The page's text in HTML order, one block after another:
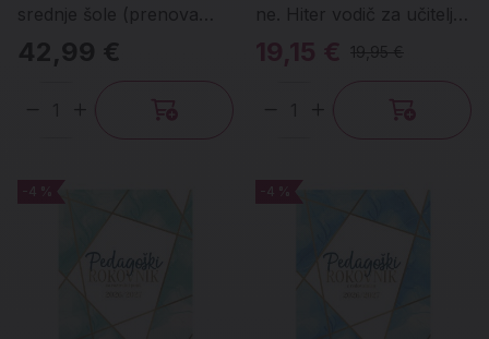
srednje šole (prenova
2026)
42,99 €
ne. Hiter vodič za učitelje
19,15 € 19,95 €
-4 %
-4 % -4 %
-4 %